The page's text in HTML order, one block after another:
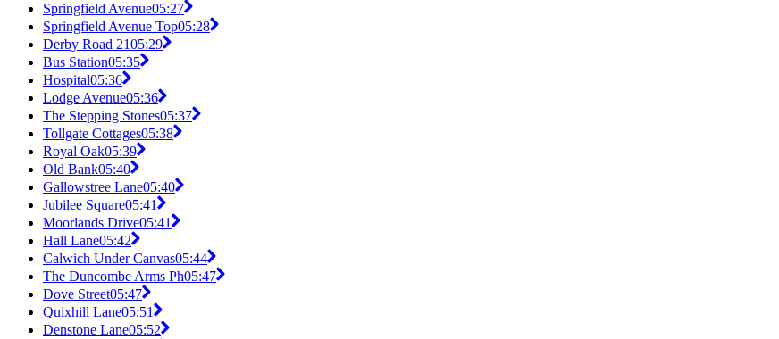
Springfield Avenue05:27
Springfield Avenue Top05:28
Derby Road 2105:29
Bus Station05:35
Hospital05:36
Lodge Avenue05:36
The Stepping Stones05:37
Tollgate Cottages05:38
Royal Oak05:39
Old Bank05:40
Gallowstree Lane05:40
Jubilee Square05:41
Moorlands Drive05:41
Hall Lane05:42
Calwich Under Canvas05:44
The Duncombe Arms Ph05:47
Dove Street05:47
Quixhill Lane05:51
Denstone Lane05:52